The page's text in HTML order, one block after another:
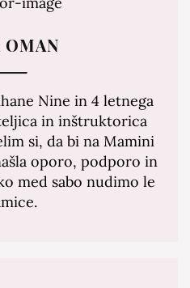
OMAN
Nine in 4 letnega
in inštruktorica
si, da bi na Mamini
oporo, podporo in
med sabo nudimo le